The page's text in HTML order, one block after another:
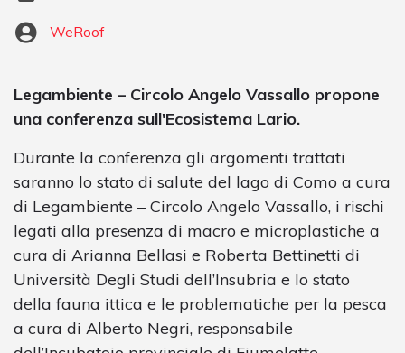
WeRoof
Legambiente – Circolo Angelo Vassallo propone
una conferenza sull'Ecosistema Lario.
Durante la conferenza gli argomenti trattati
saranno lo stato di salute del lago di Como a cura
di Legambiente – Circolo Angelo Vassallo, i rischi
legati alla presenza di macro e microplastiche a
cura di Arianna Bellasi e Roberta Bettinetti di
Università Degli Studi dell’Insubria e lo stato
della fauna ittica e le problematiche per la pesca
a cura di Alberto Negri, responsabile